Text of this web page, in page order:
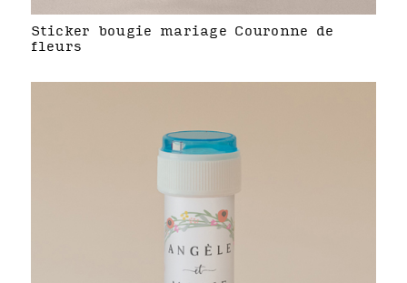
Sticker bougie mariage Couronne de
fleurs